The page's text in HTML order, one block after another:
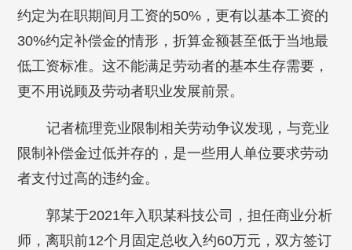
约定为在职期间月工资的50%，更有以基本工资的
30%约定补偿金的情形，折算金额甚至低于当地最
低工资标准。这不能满足劳动者的基本生存需要，
更不用说顾及劳动者职业发展前景。
记者梳理竞业限制相关劳动争议发现，与竞业
限制补偿金过低并存的，是一些用人单位要求劳动
者支付过高的违约金。
郭某于2021年入职某科技公司，担任商业分析
师，离职前12个月固定总收入约60万元，双方签订